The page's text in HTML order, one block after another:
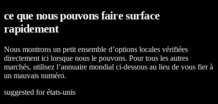
ce que nous pouvons faire surface
rapidement
Nous montrons un petit ensemble d’options locales vérifiées
directement ici lorsque nous le pouvons. Pour tous les autres
marchés, utilisez l’annuaire mondial ci-dessous au lieu de vous fier à
un mauvais numéro.
suggested for états-unis